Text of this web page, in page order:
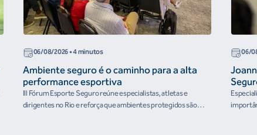
06/08/2026• 4 minutos
Ambiente seguro é o caminho para a alta
performance esportiva
III Fórum Esporte Seguro reúne especialistas, atletas e
dirigentes no Rio e reforça que ambientes protegidos são
06/